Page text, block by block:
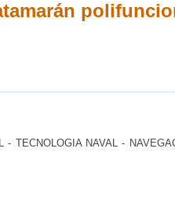
- TECNOLOGIA NAVAL -